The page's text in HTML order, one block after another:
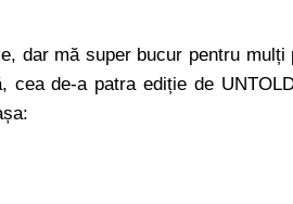
dar mă super bucur pentru mulți
de-a patra ediție de